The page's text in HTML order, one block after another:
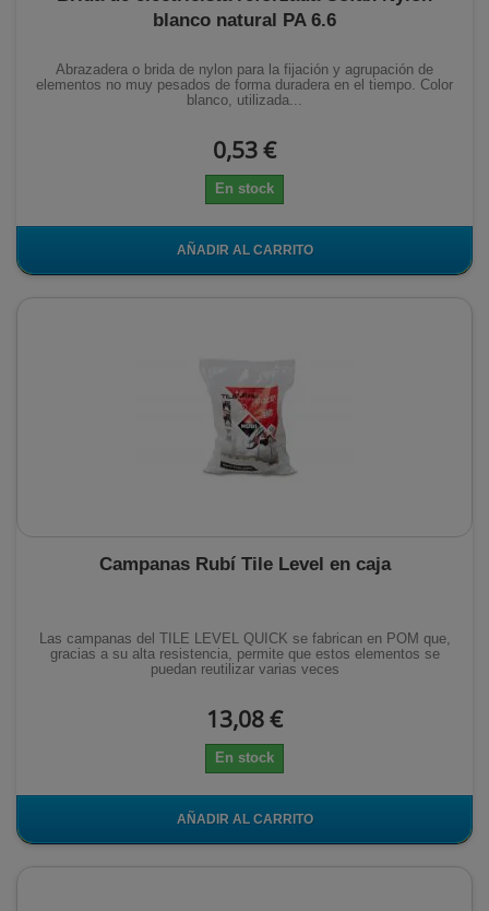
blanco natural PA 6.6
Abrazadera o brida de nylon para la fijación y agrupación de
elementos no muy pesados de forma duradera en el tiempo. Color
blanco, utilizada...
0,53 €
En stock
AÑADIR AL CARRITO
Campanas Rubí Tile Level en caja
Las campanas del TILE LEVEL QUICK se fabrican en POM que,
gracias a su alta resistencia, permite que estos elementos se
puedan reutilizar varias veces
13,08 €
En stock
AÑADIR AL CARRITO